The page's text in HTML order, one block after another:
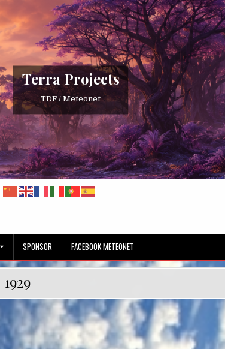
Terra Projects
TDF / Meteonet
SPONSOR FACEBOOK METEONET
1929